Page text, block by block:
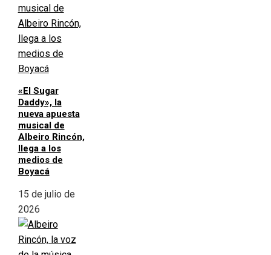
«El Sugar
Daddy», la
nueva apuesta
musical de
Albeiro Rincón,
llega a los
medios de
Boyacá
15 de julio de
2026